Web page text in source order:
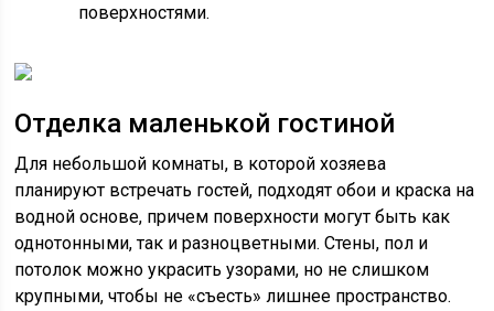
поверхностями.
Отделка маленькой гостиной
Для небольшой комнаты, в которой хозяева
планируют встречать гостей, подходят обои и краска на
водной основе, причем поверхности могут быть как
однотонными, так и разноцветными. Стены, пол и
потолок можно украсить узорами, но не слишком
крупными, чтобы не «съесть» лишнее пространство.